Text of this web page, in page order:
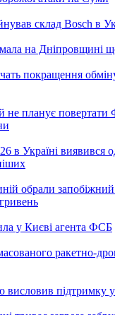
склад Bosch в
на Дніпровщині
покращення
не планує повертати
в Україні виявився
обрали запобіжний
у Києві агента ФСБ
ракетно-
підтримку